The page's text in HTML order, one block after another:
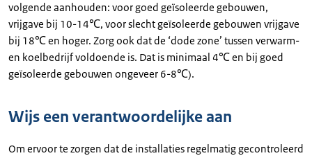
volgende aanhouden: voor goed geïsoleerde gebouwen,
vrijgave bij 10-14℃, voor slecht geïsoleerde gebouwen vrijgave
bij 18℃ en hoger. Zorg ook dat de ‘dode zone’ tussen verwarm-
en koelbedrijf voldoende is. Dat is minimaal 4℃ en bij goed
geïsoleerde gebouwen ongeveer 6-8℃).
Wijs een verantwoordelijke aan
Om ervoor te zorgen dat de installaties regelmatig gecontroleerd